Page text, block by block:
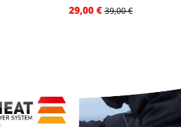
29,00 € 39,00 €